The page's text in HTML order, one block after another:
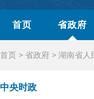
首页 省政府
首页 > 省政府 > 湖南省人
中央时政